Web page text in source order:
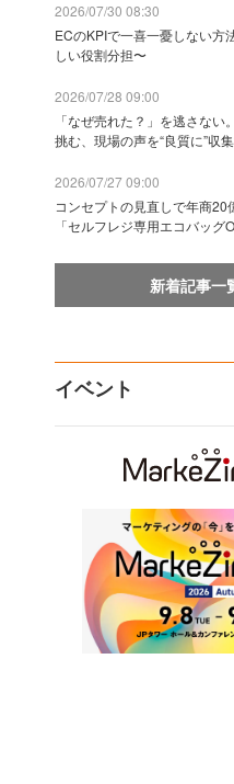
2026/07/30 08:30
ECのKPIで一喜一憂しない方
しい役割分担〜
2026/07/28 09:00
「なぜ売れた？」を逃さな
挑む、現場の声を“良質に”収
2026/07/27 09:00
コンセプトの見直しで年商
「セルフレジ専用エコバッグ
新着記事一
イベント